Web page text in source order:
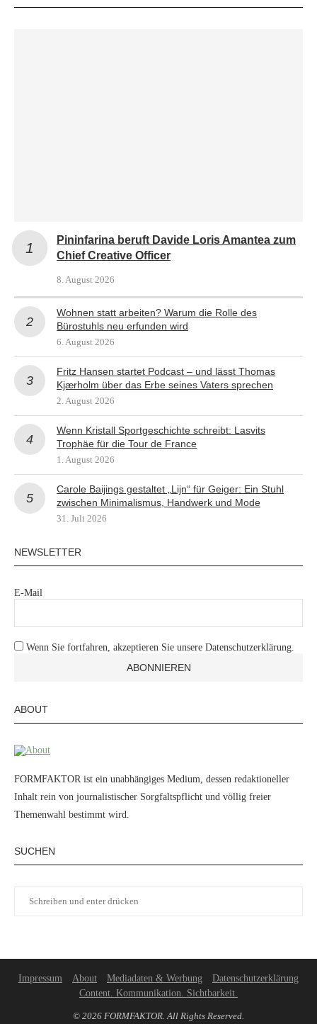
Pininfarina beruft Davide Loris Amantea zum
Chief Creative Officer
8. August 2026
Wohnen statt arbeiten? Warum die Rolle des
Bürostuhls neu erfunden wird
6. August 2026
Fritz Hansen startet Podcast – und lässt Thomas
Kjærholm über das Erbe seines Vaters sprechen
2. August 2026
Wenn Kristall Sportgeschichte schreibt: Lasvits
Trophäe für die Tour de France
1. August 2026
Carole Baijings gestaltet „Lijn“ für Geiger: Ein Stuhl
zwischen Minimalismus, Handwerk und Mode
31. Juli 2026
NEWSLETTER
E-Mail
Wenn Sie fortfahren, akzeptieren Sie unsere Datenschutzerklärung.
ABOUT
FORMFAKTOR ist ein unabhängiges Medium, dessen redaktioneller
Inhalt rein von journalistischer Sorgfaltspflicht und völlig freier
Themenwahl bestimmt wird.
SUCHEN
Impressum About Mediadaten & Werbung
Datenschutzerklärung
Content. Kommunikation. Sichtbarkeit.
© 2026 FORMFAKTOR. All Rights Reserved.